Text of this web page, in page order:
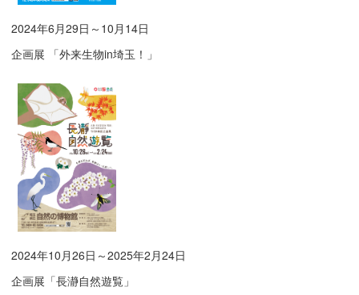
2024年6月29日～10月14日
企画展 「外来生物in埼玉！」
2024年10月26日～2025年2月24日
企画展「長瀞自然遊覧」